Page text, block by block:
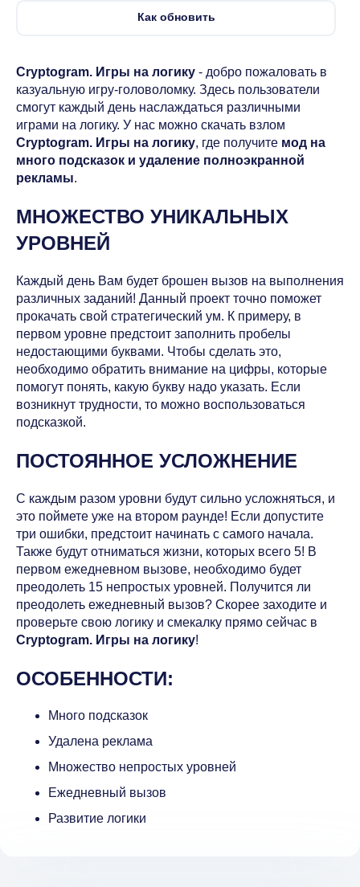
Как обновить
Cryptogram. Игры на логику - добро пожаловать в
казуальную игру-головоломку. Здесь пользователи
смогут каждый день наслаждаться различными
играми на логику. У нас можно скачать взлом
Cryptogram. Игры на логику, где получите мод на
много подсказок и удаление полноэкранной
рекламы.
МНОЖЕСТВО УНИКАЛЬНЫХ
УРОВНЕЙ
Каждый день Вам будет брошен вызов на выполнения
различных заданий! Данный проект точно поможет
прокачать свой стратегический ум. К примеру, в
первом уровне предстоит заполнить пробелы
недостающими буквами. Чтобы сделать это,
необходимо обратить внимание на цифры, которые
помогут понять, какую букву надо указать. Если
возникнут трудности, то можно воспользоваться
подсказкой.
ПОСТОЯННОЕ УСЛОЖНЕНИЕ
С каждым разом уровни будут сильно усложняться, и
это поймете уже на втором раунде! Если допустите
три ошибки, предстоит начинать с самого начала.
Также будут отниматься жизни, которых всего 5! В
первом ежедневном вызове, необходимо будет
преодолеть 15 непростых уровней. Получится ли
преодолеть ежедневный вызов? Скорее заходите и
проверьте свою логику и смекалку прямо сейчас в
Cryptogram. Игры на логику!
ОСОБЕННОСТИ:
Много подсказок
Удалена реклама
Множество непростых уровней
Ежедневный вызов
Развитие логики